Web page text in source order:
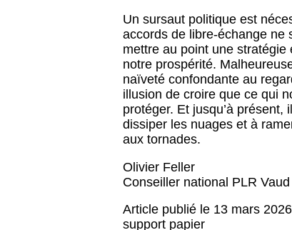
Un sursaut politique est
accords de libre-échange ne
mettre au point une
notre prospérité.
naïveté confondante au
illusion de croire que ce qui
protéger. Et jusqu’à présent,
dissiper les nuages et à
aux tornades.
Olivier Feller
Conseiller national PLR Vaud
Article publié le 13 mars
support papier